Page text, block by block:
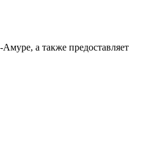
а также предоставляет